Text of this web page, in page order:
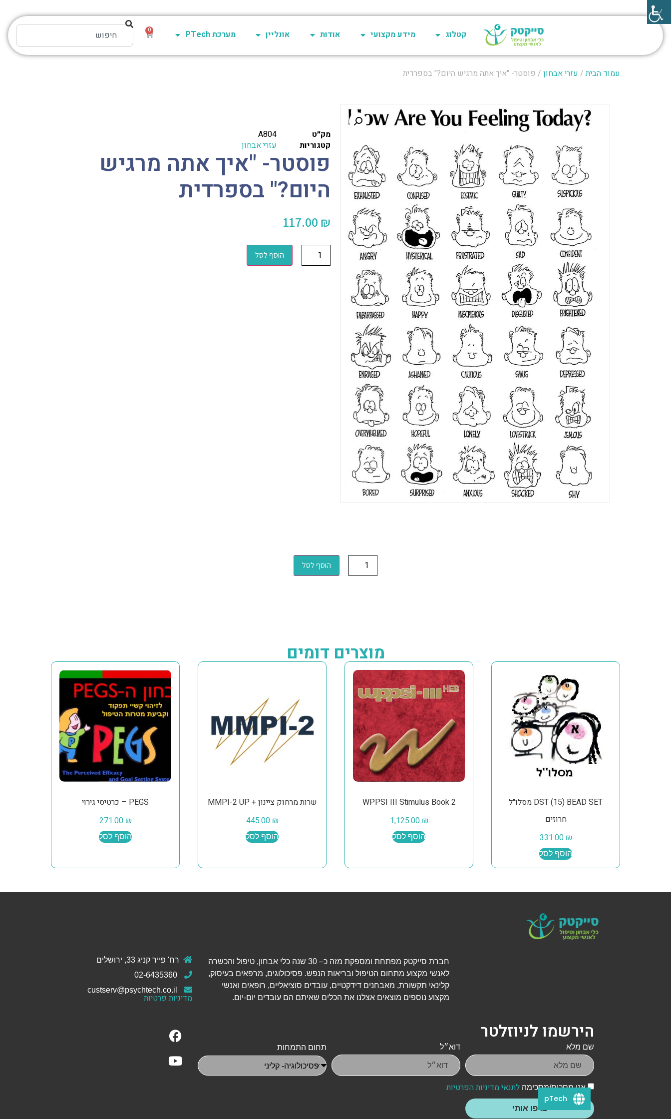
0 קטלוג מידע מקצועי אודות אונליין מערכת PTech
עמוד הבית/ עזרי אבחון / פוסטר- "איך אתה מרגיש היום?" בספרדית
מק״ט
A804
קטגוריות
עזרי אבחון
פוסטר- "איך אתה מרגיש
היום?" בספרדית
117.00 ₪
הוסף לסל
הוסף לסל
מוצרים דומים
DST (15) BEAD SET מסלו"ל
חרוזים
331.00 ₪
הוסף לסל
WPPSI III Stimulus Book 2
1,125.00 ₪
הוסף לסל
שרות מרחוק ציינון + MMPI-2 UP
445.00 ₪
הוסף לסל
PEGS – כרטיסי גירוי
271.00 ₪
הוסף לסל
רח' פייר קניג 33, ירושלים
מדיניות פרטיות
חברת סייקטק מפתחת ומספקת מזה כ– 30 שנה כלי אבחון, טיפול והכשרה
לאנשי מקצוע מתחום הטיפול ובריאות הנפש. פסיכולוגים, מרפאים בעיסוק,
קלינאי תקשורת, מאבחנים דידקטיים, עובדים סוציאליים, רופאים ואנשי
מקצוע נוספים מוצאים אצלנו את הכלים שאיתם הם עובדים יום-יום.
הירשמו לניוזלטר
שם מלא דוא״ל תחום התמחות
אני מסכים/מסכימה לתנאי מדיניות הפרטיות
צרפו אותי
pTech